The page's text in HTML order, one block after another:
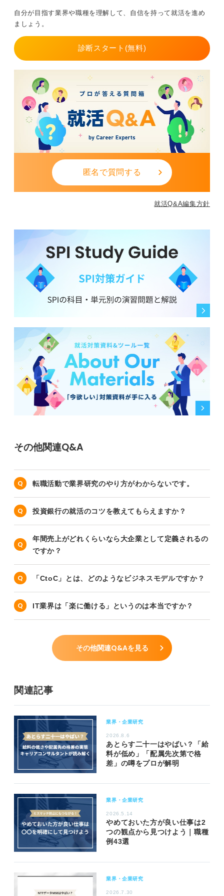
語学力があると面談の際に評価されやすいポイントで
す。
コミュニケーション能力も評価の高いポイントになるで
0
自分が目指す業界や職種を理解して、自信を持って就活を進め
ましょう。
診断スタート(無料)
匿名で質問する
就活Q&A編集方針
その他関連Q&A
転職活動で業界研究のやり方がわからないです。
投資銀行の就活のコツを教えてもらえますか？
年間売上がどれくらいなら大企業として定義されるの
ですか？
「CtoC」とは、どのようなビジネスモデルですか？
IT業界は「楽に働ける」というのは本当ですか？
その他関連Q&Aを見る
関連記事
業界・企業研究
2026.8.6
あとらす二十一はやばい？「給
料が低め」「配属先次第で格
差」の噂をプロが解明
業界・企業研究
2026.5.14
やめておいた方が良い仕事は2
つの観点から見つけよう｜職種
例43選
業界・企業研究
2026.7.30